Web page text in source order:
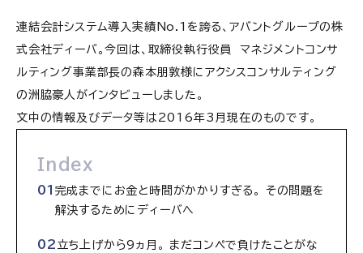
連結会計システム導入実績No.1を誇る、アバントグループの株
式会社ディーバ。今回は、取締役執行役員 マネジメントコンサ
ルティング事業部長の森本朋敦様にアクシスコンサルティング
の洲脇豪人がインタビューしました。
文中の情報及びデータ等は2016年3月現在のものです。
Index
完成までにお金と時間がかかりすぎる。 その問題を
解決するためにディーバへ
立ち上げから9ヵ月。 まだコンペで負けたことがな